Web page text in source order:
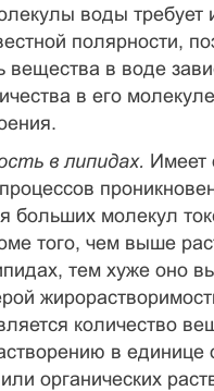
воды требует
полярности,
вещества в воде
в его
в липидах. Имеет
больших молекул
того, чем выше
тем хуже оно
количество
в единице
органических